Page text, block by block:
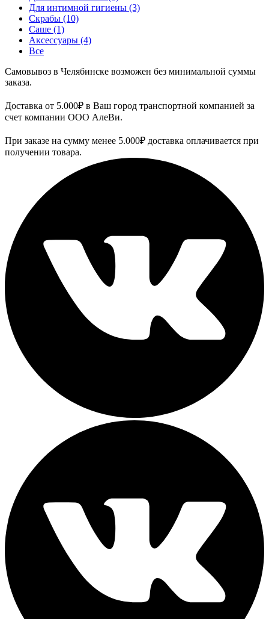
Для интимной гигиены (3)
Скрабы (10)
Саше (1)
Аксессуары (4)
Все
Самовывоз в Челябинске возможен без минимальной суммы
заказа.
Доставка от 5.000₽ в Ваш город транспортной компанией за
счет компании ООО АлеВи.
При заказе на сумму менее 5.000₽ доставка оплачивается при
получении товара.